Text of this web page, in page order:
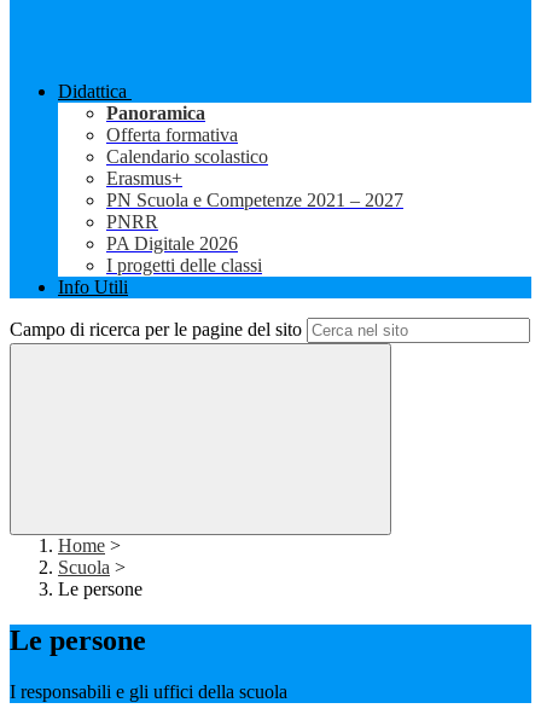
Didattica
Panoramica
Offerta formativa
Calendario scolastico
Erasmus+
PN Scuola e Competenze 2021 – 2027
PNRR
PA Digitale 2026
I progetti delle classi
Info Utili
Campo di ricerca per le pagine del sito
Home >
Scuola >
Le persone
Le persone
I responsabili e gli uffici della scuola